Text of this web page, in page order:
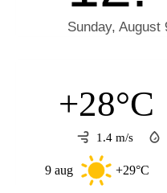
+28°C
1.4 m/s
9 aug +29°C